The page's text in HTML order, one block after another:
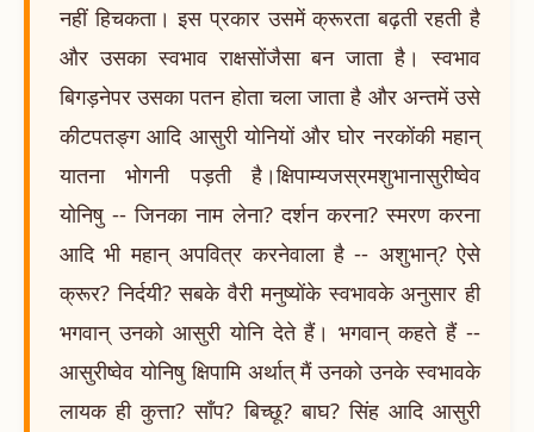
नहीं हिचकता। इस प्रकार उसमें क्रूरता बढ़ती रहती है
और उसका स्वभाव राक्षसोंजैसा बन जाता है। स्वभाव
बिगड़नेपर उसका पतन होता चला जाता है और अन्तमें उसे
कीटपतङ्ग आदि आसुरी योनियों और घोर नरकोंकी महान्
यातना भोगनी पड़ती है।क्षिपाम्यजस्रमशुभानासुरीष्वेव
योनिषु -- जिनका नाम लेना? दर्शन करना? स्मरण करना
आदि भी महान् अपवित्र करनेवाला है -- अशुभान्? ऐसे
क्रूर? निर्दयी? सबके वैरी मनुष्योंके स्वभावके अनुसार ही
भगवान् उनको आसुरी योनि देते हैं। भगवान् कहते हैं --
आसुरीष्वेव योनिषु क्षिपामि अर्थात् मैं उनको उनके स्वभावके
लायक ही कुत्ता? साँप? बिच्छू? बाघ? सिंह आदि आसुरी